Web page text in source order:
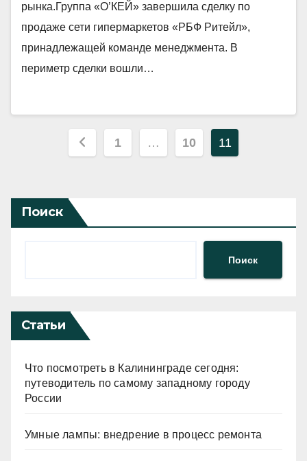
рынка.Группа «О’КЕЙ» завершила сделку по
продаже сети гипермаркетов «РБФ Ритейл»,
принадлежащей команде менеджмента. В
периметр сделки вошли…
Пагинация
1 … 10 11
Поиск
Поиск
Статьи
Что посмотреть в Калининграде сегодня:
путеводитель по самому западному городу
России
Умные лампы: внедрение в процесс ремонта